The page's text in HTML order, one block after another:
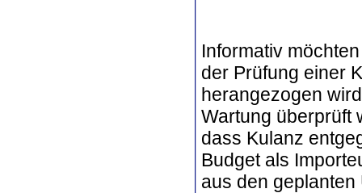
Informativ
der Prüfung einer
herangezogen
Wartung überprüft
dass Kulanz
Budget als
aus den